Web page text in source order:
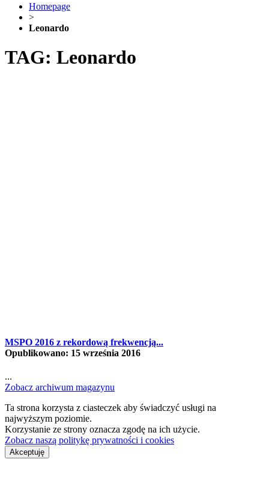
Homepage
>
Leonardo
TAG: Leonardo
MSPO 2016 z rekordową frekwencją...
Opublikowano: 15 września 2016
...
Zobacz archiwum magazynu
Ta strona korzysta z ciasteczek aby świadczyć usługi na
najwyższym poziomie.
Korzystanie ze strony oznacza zgodę na ich użycie.
Zobacz naszą politykę prywatności i cookies
Akceptuję